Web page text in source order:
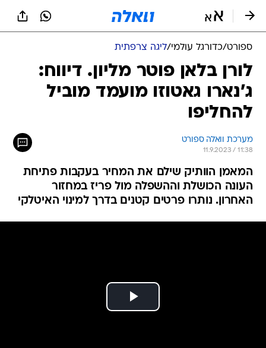
ספורט/כדורגל עולמי/ליגה צרפתית
לורן בלאן פוטר מליון. דיווח:
ג'נארו גאטוזו מועמד מוביל
להחליפו
מערכת וואלה ספורט
11.9.2023 / 11:38
המאמן הוותיק שילם את המחיר בעקבות פתיחת
העונה הכושלת וההשפלה מול פריז במחזור
האחרון. נותרו פרטים קטנים בדרך למינוי האיטלקי